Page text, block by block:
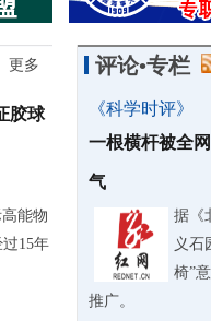
更多
胶球
能物
15年
评论•专栏
《科学时评》
一根横杆被全
气
据《
义石
椅”
推广。